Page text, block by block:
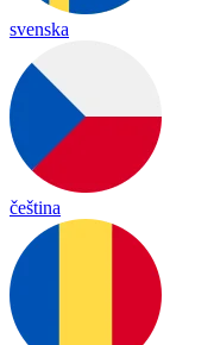
svenska
čeština